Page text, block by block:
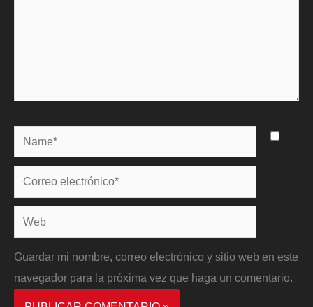
Name*
Correo
electrónico*
Web
Guardar mi nombre, correo electrónico y sitio web en este
navegador para la próxima vez que haga un comentario.